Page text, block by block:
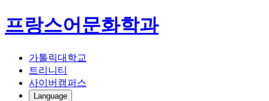
프랑스어문화학과
가톨릭대학교
트리니티
사이버캠퍼스
Language